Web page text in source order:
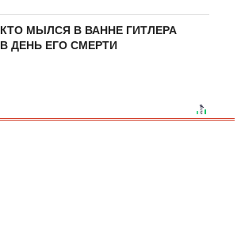
КТО МЫЛСЯ В ВАННЕ ГИТЛЕРА
В ДЕНЬ ЕГО СМЕРТИ